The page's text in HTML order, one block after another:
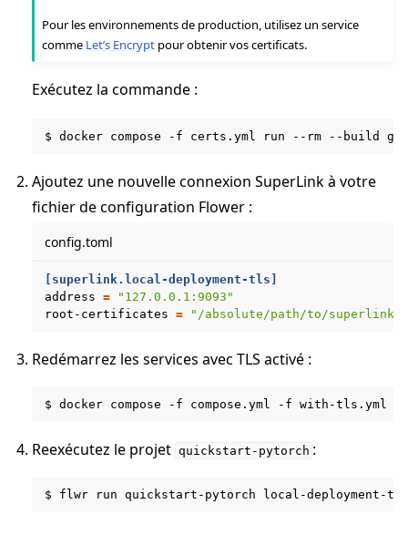
Pour les environnements de production, utilisez un service
comme Let’s Encrypt pour obtenir vos certificats.
Exécutez la commande :
$ docker compose -f certs.yml run --rm --build
Ajoutez une nouvelle connexion SuperLink à votre
fichier de configuration Flower :
config.toml
[superlink.local-deployment-tls]
address
=
"127.0.0.1:9093"
root-certificates
= "/absolute/path/to/
Redémarrez les services avec TLS activé :
$ docker compose -f compose.yml -f with-tls.yml
Reexécutez le projet quickstart-pytorch :
$ flwr run quickstart-pytorch local-deployment-